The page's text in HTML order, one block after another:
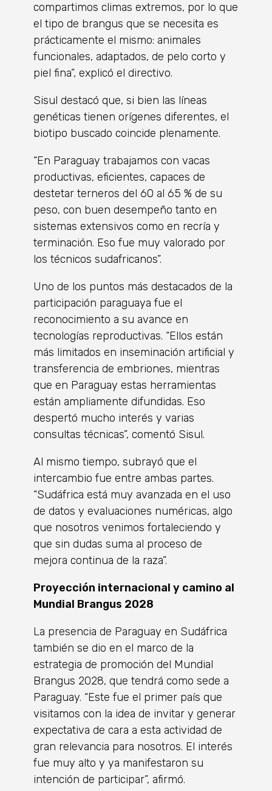
compartimos climas extremos, por lo que
el tipo de brangus que se necesita es
prácticamente el mismo: animales
funcionales, adaptados, de pelo corto y
piel fina”, explicó el directivo.
Sisul destacó que, si bien las líneas
genéticas tienen orígenes diferentes, el
biotipo buscado coincide plenamente.
“En Paraguay trabajamos con vacas
productivas, eficientes, capaces de
destetar terneros del 60 al 65 % de su
peso, con buen desempeño tanto en
sistemas extensivos como en recría y
terminación. Eso fue muy valorado por
los técnicos sudafricanos”.
Uno de los puntos más destacados de la
participación paraguaya fue el
reconocimiento a su avance en
tecnologías reproductivas. “Ellos están
más limitados en inseminación artificial y
transferencia de embriones, mientras
que en Paraguay estas herramientas
están ampliamente difundidas. Eso
despertó mucho interés y varias
consultas técnicas”, comentó Sisul.
Al mismo tiempo, subrayó que el
intercambio fue entre ambas partes.
“Sudáfrica está muy avanzada en el uso
de datos y evaluaciones numéricas, algo
que nosotros venimos fortaleciendo y
que sin dudas suma al proceso de
mejora continua de la raza”.
Proyección internacional y camino al
Mundial Brangus 2028
La presencia de Paraguay en Sudáfrica
también se dio en el marco de la
estrategia de promoción del Mundial
Brangus 2028, que tendrá como sede a
Paraguay. “Este fue el primer país que
visitamos con la idea de invitar y generar
expectativa de cara a esta actividad de
gran relevancia para nosotros. El interés
fue muy alto y ya manifestaron su
intención de participar”, afirmó.